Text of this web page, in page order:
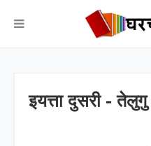
इयत्ता दुसरी - तेलुगु